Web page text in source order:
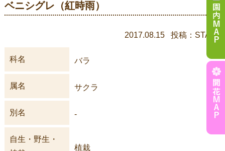
ベニシグレ（紅時雨）
2017.08.15 投稿：STAFF
科名 バラ
属名 サクラ
別名 -
自生・野生・
植栽